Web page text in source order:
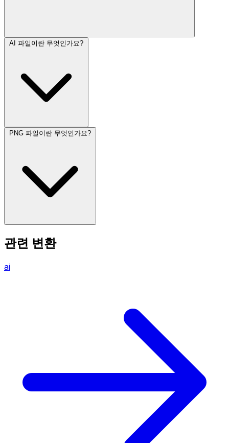
AI 파일이란 무엇인가요?
PNG 파일이란 무엇인가요?
관련 변환
ai